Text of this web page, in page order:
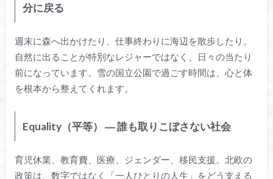
分に戻る
週末に森へ出かけたり、仕事終わりに海辺を散歩したり。
自然に出ることが特別なレジャーではなく、日々の当たり
前になっています。雪の国立公園で過ごす時間は、心と体
を根本から整えてくれます。
Equality（平等） ― 誰も取りこぼさない社会
育児休業、教育費、医療、ジェンダー、移民支援。北欧の
政策は、数字ではなく「一人ひとりの人生」をどう支える